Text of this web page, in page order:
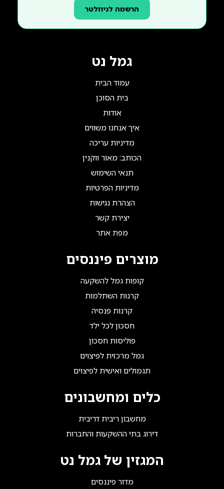
הרשמה לניוזלטר
גמל נט
עמוד הבית
בית הסוכן
אודות
איך אנחנו משווים
מדיניות עריכה
הכותב: מאור ווקנין
תנאי השימוש
מדיניות הפרטיות
הצהרת נגישות
יצירת קשר
מפת אתר
מוצרים פיננסים
קופות גמל להשקעה
קרנות השתלמות
קרנות פנסיה
חסכון לכל ילד
פוליסות חסכון
גמל מרכזית לפיצוים
תגמולים ואישית לפיצוים
כלים ומחשבונים
מחשבון ריבית דריבית
דירוג בתי ההשקעות והחברות
המגזין של גמל נט
מדור פיננסים